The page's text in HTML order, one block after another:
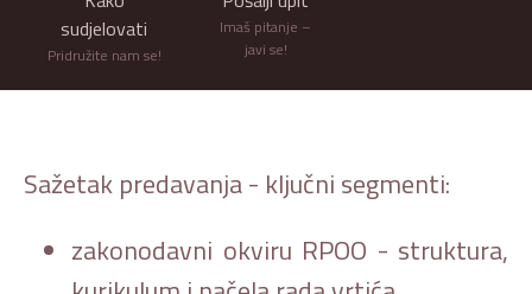
sudjelovati
Pridružite nam se!
Imaš pitanje –
javi se!
Sažetak predavanja - ključni segmenti:
zakonodavni okviru RPOO - struktura,